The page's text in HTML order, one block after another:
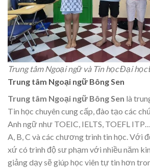
Trung tâm Ngoại ngữ và Tin học Đại
Trung tâm Ngoại ngữ Bông Sen
Trung tâm Ngoại ngữ Bông Sen là
Tin học chuyên cung cấp, đào tạo các
Anh ngữ như TOEIC, IELTS, TOEFL
A, B, C và các chương trình tin học. Với
xứ có trình độ sư phạm với nhiều năm
giảng dạy sẽ giúp học viên tự tin hơn